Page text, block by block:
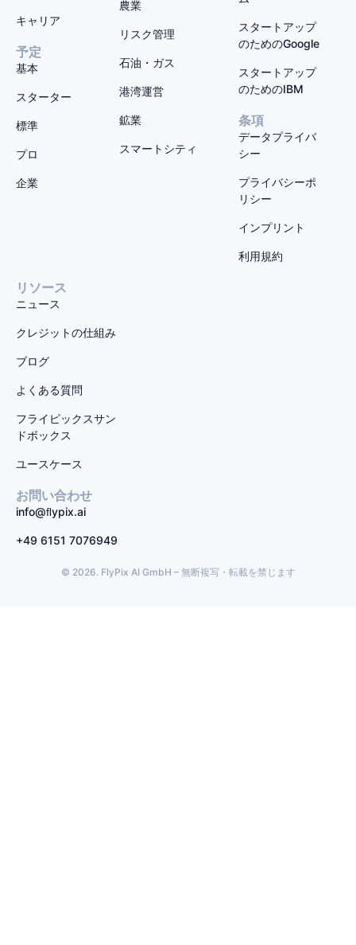
キャリア
予定
基本
スターター
標準
プロ
企業
農業
リスク管理
石油・ガス
港湾運営
鉱業
スマートシティ
スタートアップ
のためのGoogle
スタートアップ
のためのIBM
条項
データプライバ
シー
プライバシーポ
リシー
インプリント
利用規約
リソース
ニュース
クレジットの仕組み
ブログ
よくある質問
フライピックスサン
ドボックス
ユースケース
お問い合わせ
info@ﬂypix.ai
+49 6151 7076949
© 2026. FlyPix AI GmbH – 無断複写・転載を禁じます